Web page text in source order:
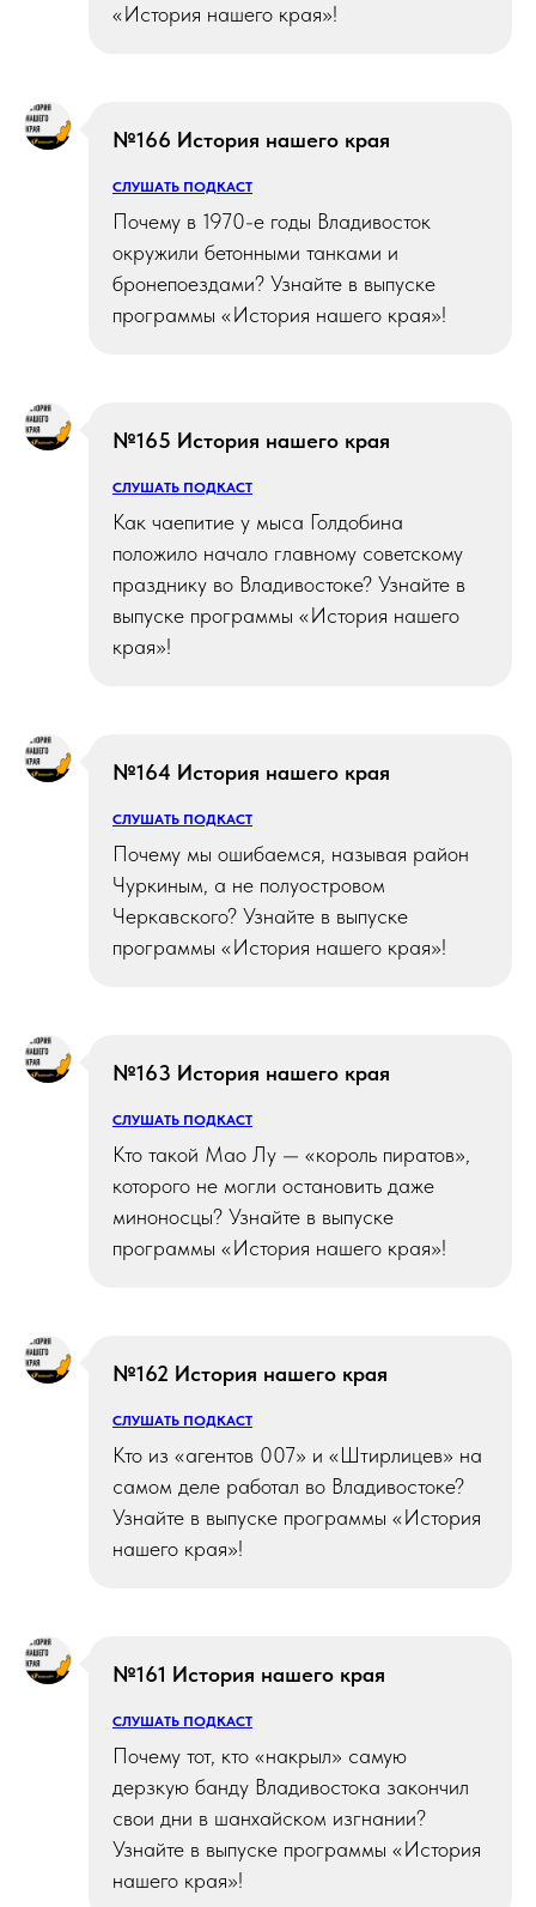
«История нашего края»!
№166 История нашего края
СЛУШАТЬ ПОДКАСТ
Почему в 1970-е годы Владивосток
окружили бетонными танками и
бронепоездами? Узнайте в выпуске
программы «История нашего края»!
№165 История нашего края
СЛУШАТЬ ПОДКАСТ
Как чаепитие у мыса Голдобина
положило начало главному советскому
празднику во Владивостоке? Узнайте в
выпуске программы «История нашего
края»!
№164 История нашего края
СЛУШАТЬ ПОДКАСТ
Почему мы ошибаемся, называя район
Чуркиным, а не полуостровом
Черкавского? Узнайте в выпуске
программы «История нашего края»!
№163 История нашего края
СЛУШАТЬ ПОДКАСТ
Кто такой Мао Лу — «король пиратов»,
которого не могли остановить даже
миноносцы? Узнайте в выпуске
программы «История нашего края»!
№162 История нашего края
СЛУШАТЬ ПОДКАСТ
Кто из «агентов 007» и «Штирлицев» на
самом деле работал во Владивостоке?
Узнайте в выпуске программы «История
нашего края»!
№161 История нашего края
СЛУШАТЬ ПОДКАСТ
Почему тот, кто «накрыл» самую
дерзкую банду Владивостока закончил
свои дни в шанхайском изгнании?
Узнайте в выпуске программы «История
нашего края»!